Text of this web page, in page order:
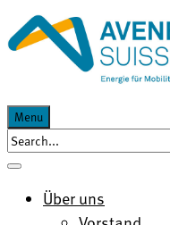
Menu
Über uns